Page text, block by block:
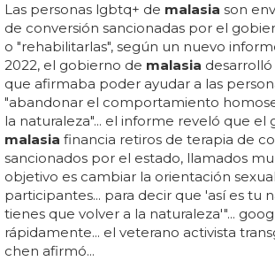
Las personas lgbtq+ de malasia son
de conversión sancionadas por el
o "rehabilitarlas", según un nuevo
2022, el gobierno de malasia
que afirmaba poder ayudar a las
"abandonar el comportamiento
la naturaleza"... el informe reveló que el
malasia financia retiros de terapia de
sancionados por el estado, llamados
objetivo es cambiar la orientación
participantes... para decir que 'así es tu
tienes que volver a la naturaleza'"...
rápidamente... el veterano activista
chen afirmó...